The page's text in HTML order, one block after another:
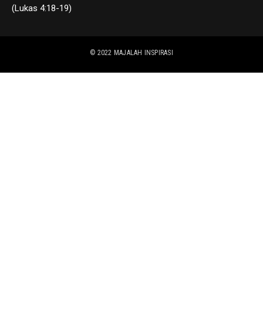
(Lukas 4:18-19)
© 2022 MAJALAH INSPIRASI